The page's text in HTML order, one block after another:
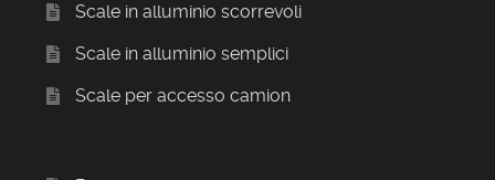
Scale in alluminio scorrevoli
Scale in alluminio semplici
Scale per accesso camion